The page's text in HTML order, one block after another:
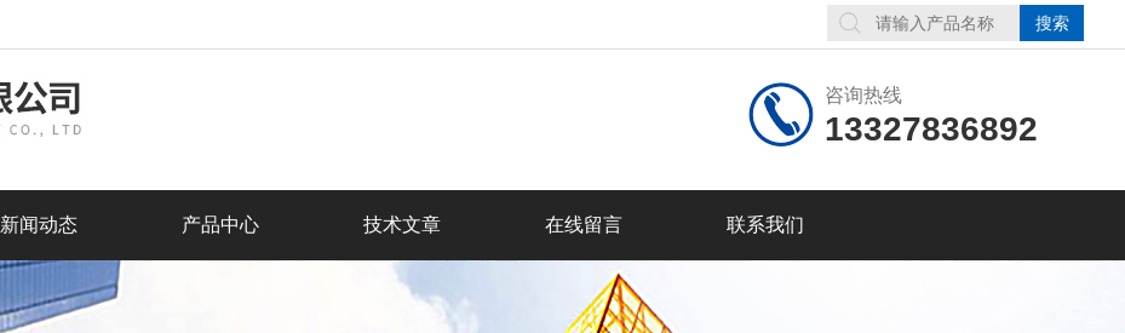
咨询热线
13327836892
新闻动态 产品中心 技术文章 在线留言 联系我们